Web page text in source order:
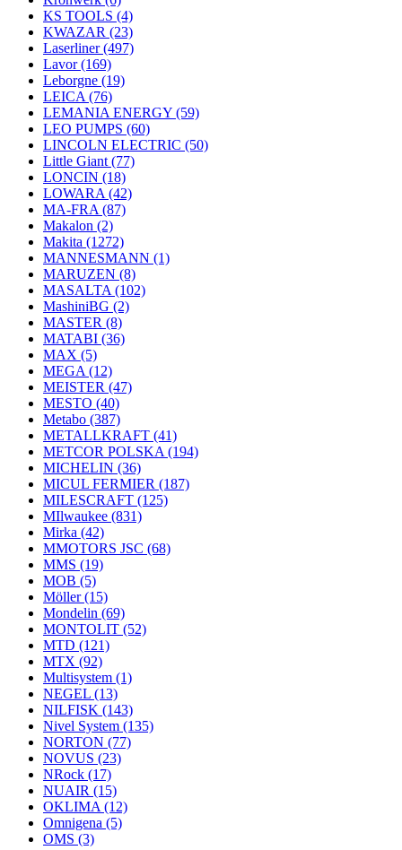
KS TOOLS (4)
KWAZAR (23)
Laserliner(497)
Lavor(169)
Leborgne (19)
LEICA (76)
LEMANIA ENERGY (59)
LEO PUMPS (60)
LINCOLN ELECTRIC (50)
Little Giant (77)
LONCIN (18)
LOWARA (42)
MA-FRA (87)
Makalon (2)
Makita (1272)
MANNESMANN (1)
MARUZEN (8)
MASALTA (102)
MashiniBG (2)
MASTER (8)
MATABI (36)
MAX (5)
MEGA (12)
MEISTER (47)
MESTO (40)
Metabo (387)
METALLKRAFT (41)
METCOR POLSKA (194)
MICHELIN (36)
MICUL FERMIER (187)
MILESCRAFT (125)
MIlwaukee (831)
Mirka (42)
MMOTORS JSC (68)
MMS (19)
MOB (5)
Möller(15)
Mondelin (69)
MONTOLIT (52)
MTD (121)
MTX (92)
Multisystem (1)
NEGEL (13)
NILFISK (143)
Nivel System (135)
NORTON (77)
NOVUS (23)
NRock (17)
NUAIR (15)
OKLIMA (12)
Omnigena (5)
OMS (3)